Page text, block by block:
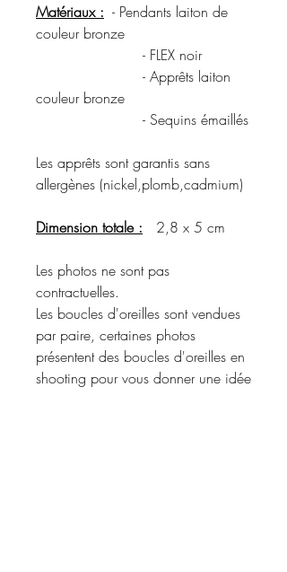
Matériaux : - Pendants laiton de
couleur bronze
- FLEX noir
- Apprêts laiton
couleur bronze
- Sequins émaillés
Les apprêts sont garantis sans
allergènes (nickel,plomb,cadmium)
Dimension totale : 2,8 x 5 cm
Les photos ne sont pas
contractuelles.
Les boucles d'oreilles sont vendues
par paire, certaines photos
présentent des boucles d'oreilles en
shooting pour vous donner une idée